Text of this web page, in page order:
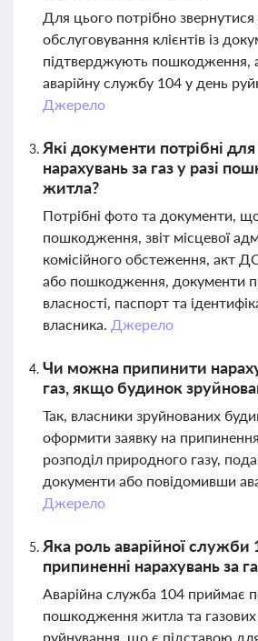
Для цього потрібно
обслуговування клієнтів із
підтверджують пошкодження,
аварійну службу 104 у день
Джерело
Які документи потрібні
нарахувань за газ у разі
житла?
Потрібні фото та документи,
пошкодження, звіт місцевої
комісійного обстеження, акт
або пошкодження, документи
власності, паспорт та
власника. Джерело
Чи можна припинити
газ, якщо будинок
Так, власники зруйнованих
оформити заявку на
розподіл природного газу,
документи або повідомивши
Джерело
Яка роль аварійної служби
припиненні нарахувань за
Аварійна служба 104 приймає
пошкодження житла та
руйнування, що є підставою